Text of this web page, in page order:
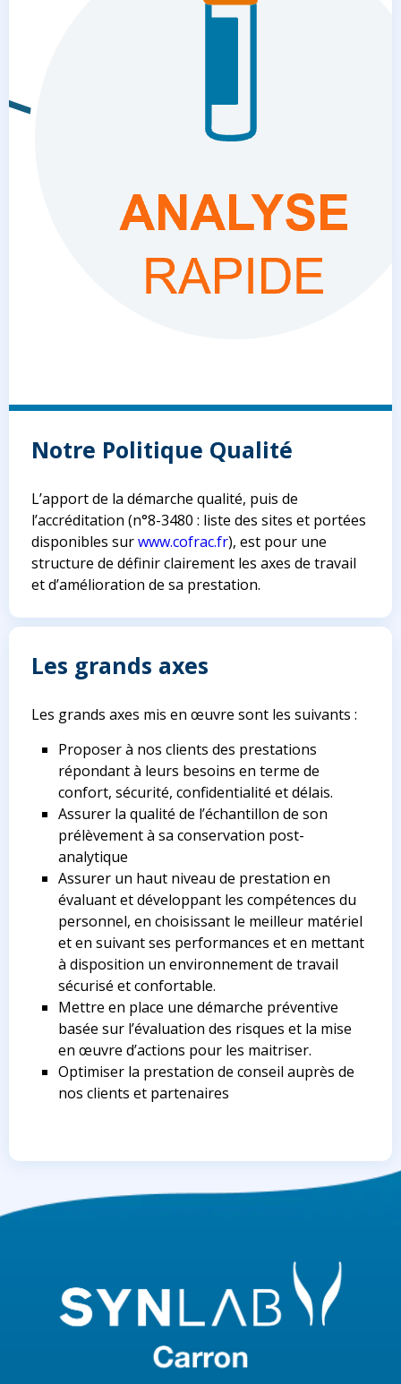
Notre Politique Qualité
L’apport de la démarche qualité, puis de
l’accréditation (n°8-3480 : liste des sites et portées
disponibles surwww.cofrac.fr), est pour une
structure de définir clairement les axes de travail
et d’amélioration de sa prestation.
Les grands axes
Les grands axes mis en œuvre sont les suivants :
Proposer à nos clients des prestations
répondant à leurs besoins en terme de
confort, sécurité, confidentialité et délais.
Assurer la qualité de l’échantillon de son
prélèvement à sa conservation post-
analytique
Assurer un haut niveau de prestation en
évaluant et développant les compétences du
personnel, en choisissant le meilleur matériel
et en suivant ses performances et en mettant
à disposition un environnement de travail
sécurisé et confortable.
Mettre en place une démarche préventive
basée sur l’évaluation des risques et la mise
en œuvre d’actions pour les maitriser.
Optimiser la prestation de conseil auprès de
nos clients et partenaires